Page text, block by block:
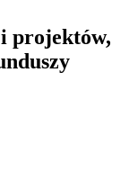
projektów,